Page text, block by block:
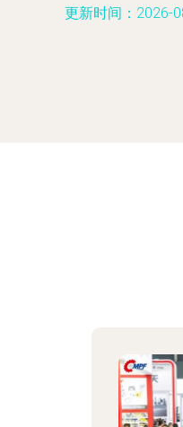
更新时间：2026-